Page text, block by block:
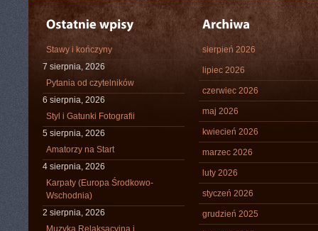
Stawy i kończyny
7 sierpnia, 2026
Pytania od czytelników
6 sierpnia, 2026
Styl i Gatunki Fotografii
5 sierpnia, 2026
Amatorzy na Start
4 sierpnia, 2026
Karpaty (Europa Środkowo-
Wschodnia)
2 sierpnia, 2026
Muzyka Relaksacyjna i
sierpień 2026
lipiec 2026
czerwiec 2026
maj 2026
kwiecień 2026
marzec 2026
luty 2026
styczeń 2026
grudzień 2025